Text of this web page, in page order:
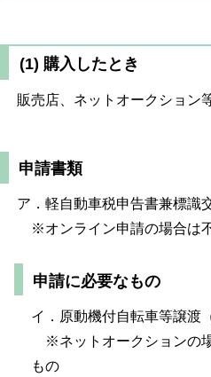
(1) 購入したとき
販売店、ネットオークション
申請書類
ア．軽自動車税申告書兼標識
※オンライン申請の場合は
申請に必要なもの
イ．原動機付自転車等譲渡
※ネットオークションの
もの